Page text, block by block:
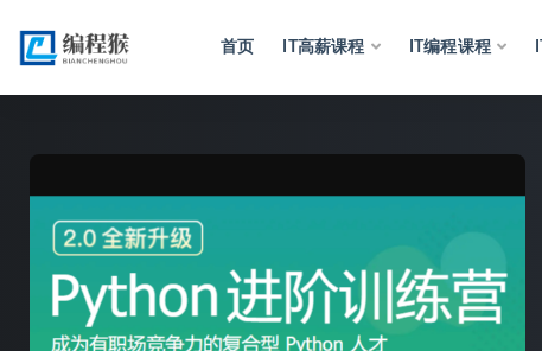
首页 IT高薪课程 IT编程课程